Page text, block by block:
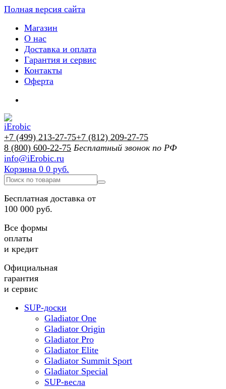
Полная версия сайта
Магазин
О нас
Доставка и оплата
Гарантия и сервис
Контакты
Оферта
+7 (499) 213-27-75+7 (812) 209-27-75
8 (800) 600-22-75 Бесплатный звонок по РФ
info@iErobic.ru
Корзина 0 0 руб.
Бесплатная доставка от
100 000 руб.
Все формы
оплаты
и кредит
Официальная
гарантия
и сервис
SUP-доски
Gladiator One
Gladiator Origin
Gladiator Pro
Gladiator Elite
Gladiator Summit Sport
Gladiator Special
SUP-весла